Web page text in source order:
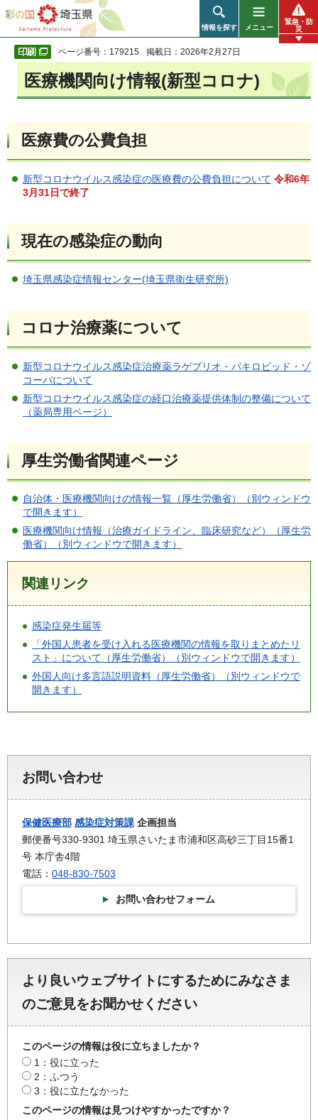
彩の国 埼玉県
情報を探す メニュー
緊急・防
災
ページ番号：179215 掲載日：2026年2月27日
医療機関向け情報(新型コロナ)
医療費の公費負担
新型コロナウイルス感染症の医療費の公費負担について 令和6年
3月31日で終了
現在の感染症の動向
埼玉県感染症情報センター(埼玉県衛生研究所)
コロナ治療薬について
新型コロナウイルス感染症治療薬ラゲブリオ・パキロビッド・ゾ
コーバについて
新型コロナウイルス感染症の経口治療薬提供体制の整備について
（薬局専用ページ）
厚生労働省関連ページ
自治体・医療機関向けの情報一覧（厚生労働省）（別ウィンドウ
で開きます）
医療機関向け情報（治療ガイドライン、臨床研究など）（厚生労
働省）（別ウィンドウで開きます）
関連リンク
感染症発生届等
「外国人患者を受け入れる医療機関の情報を取りまとめたリ
スト」について（厚生労働省）（別ウィンドウで開きます）
外国人向け多言語説明資料（厚生労働省）（別ウィンドウで
開きます）
お問い合わせ
保健医療部 感染症対策課 企画担当
郵便番号330-9301 埼玉県さいたま市浦和区高砂三丁目15番1
号 本庁舎4階
電話： 048-830-7503
お問い合わせフォーム
より良いウェブサイトにするためにみなさま
のご意見をお聞かせください
このページの情報は役に立ちましたか？
1：役に立った
2：ふつう
3：役に立たなかった
このページの情報は見つけやすかったですか？